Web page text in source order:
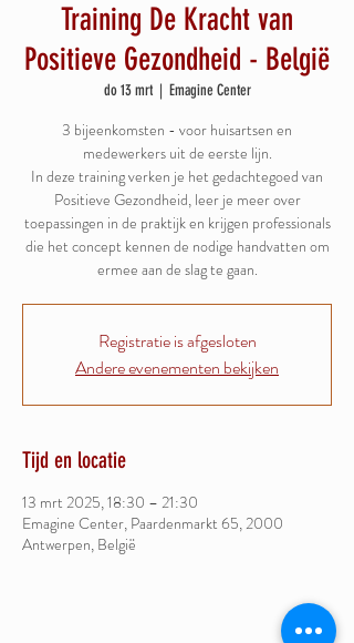
Training De Kracht van
Positieve Gezondheid - België
do 13 mrt
  |
Emagine Center
3 bijeenkomsten - voor huisartsen en
medewerkers uit de eerste lijn.
In deze training verken je het gedachtegoed van
Positieve Gezondheid, leer je meer over
toepassingen in de praktijk en krijgen professionals
die het concept kennen de nodige handvatten om
ermee aan de slag te gaan.
Registratie is afgesloten
Andere evenementen bekijken
Tijd en locatie
13 mrt 2025, 18:30 – 21:30
Emagine Center, Paardenmarkt 65, 2000
Antwerpen, België